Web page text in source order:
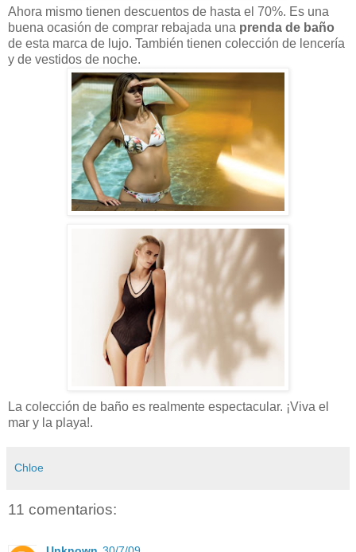
Ahora mismo tienen descuentos de hasta el 70%. Es una
buena ocasión de comprar rebajada una prenda de baño
de esta marca de lujo. También tienen colección de lencería
y de vestidos de noche.
La colección de baño es realmente espectacular. ¡Viva el
mar y la playa!.
Chloe
11 comentarios: